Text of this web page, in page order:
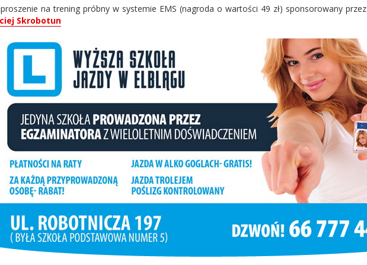
na trening próbny w systemie EMS (nagroda o wartości 49 zł) sponsorowany przez
Skrobotun